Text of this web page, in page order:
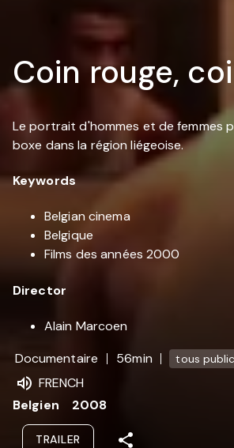
Coin rouge,
Le portrait d'hommes et de femmes
boxe dans la région liégeoise.
Keywords
Belgian cinema
Belgique
Films des années 2000
Director
Alain Marcoen
Documentaire
56min tous
FRENCH
Belgien
2008
TRAILER